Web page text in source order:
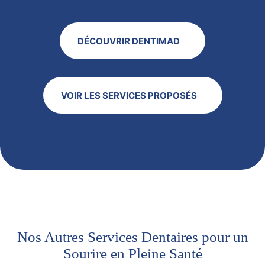
DÉCOUVRIR DENTIMAD
VOIR LES SERVICES PROPOSÉS
Nos Autres Services Dentaires pour un
Sourire en Pleine Santé